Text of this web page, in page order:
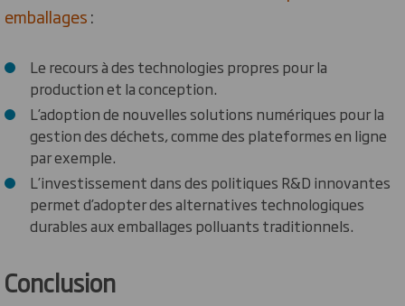
emballages:
Le recours à des technologies propres pour la
production et la conception.
L’adoption de nouvelles solutions numériques pour la
gestion des déchets, comme des plateformes en ligne
par exemple.
L’investissement dans des politiques R&D innovantes
permet d’adopter des alternatives technologiques
durables aux emballages polluants traditionnels.
Conclusion